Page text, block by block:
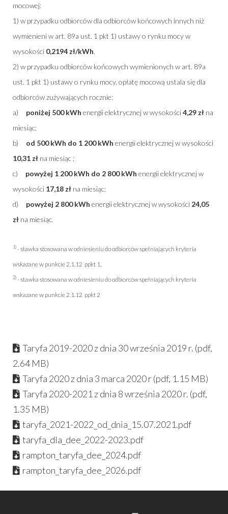
mocowej:
1) w przypadku odbiorców dla odbiorców końcowych innych niż
wymienieni w art. 89a ust. 1 pkt 1) ustawy o rynku mocy w
wysokości 0,2194 zł/kWh
2) w przypadku odbiorców końcowych wymienionych w art. 89a
ust. 1 pkt 1) ustawy o rynku mocy, opłatę mocową ustala się dla
odbiorców zużywających rocznie:
a) poniżej 500 kWh energii elektrycznej w wysokości4,29 zł na
miesiąc;
b) od 500 kWh do 1 200 kWh energii elektrycznej w wysokości
10,31 zł na miesiąc ;
c) powyżej 1 200 kWh do 2 800 kWh energii elektrycznej w
wysokości 17,18 zł na miesiąc;
d) powyżej 2 800 kWh energii elektrycznej w wysokości 24,05
zł na miesiąc.
1)- stawka stosowana w odniesieniu do odbiorców spełniających kryteria
wskazane w punkcie 2.1.12 ppkt 1,
2)- stawka stosowana w odniesieniu do odbiorców spełniających kryteria
wskazane w punkcie 2.1.12 ppkt 2
Taryfa 2019-2020 z dnia 30 września 2019 r. (pdf,
2.64 MB)
Taryfa 2020 z dnia 3 marca 2020 r (pdf, 1.15 MB)
Taryfa 2020-2021 z dnia 8 września 2020 r. (pdf,
1.35 MB)
taryfa_2021-2022_od_dnia_15.07.2021.pdf
taryfa_dla_dee_2022-2023.pdf
rampton_taryfa_dee_2024.pdf
rampton_taryfa_dee_2026.pdf